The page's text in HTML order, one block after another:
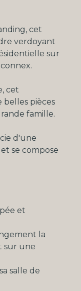
cet
verdoyant
sur
cet
pièces
famille.
d'une
se compose
et
la
sur une
salle de